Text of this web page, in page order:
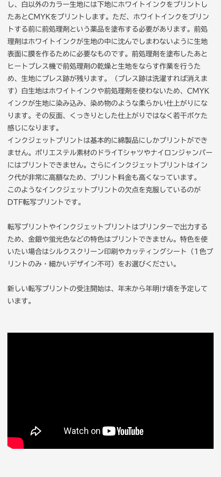
し、白以外のカラー生地には下地にホワイトインクをプリントし
たあとCMYKをプリントします。ただ、ホワイトインクをプリン
トする前に前処理剤という薬品を塗布する必要があります。前処
理剤はホワイトインクが生地の中に沈んでしまわないように生地
表面に膜を作るために必要なものです。前処理剤を塗布したあと
ヒートプレス機で前処理剤の乾燥と生地をならす作業を行うた
め、生地にプレス跡が残ります。（プレス跡は洗濯すれば消えま
す）白生地はホワイトインクや前処理剤を使わないため、CMYK
インクが生地に染み込み、染め物のような柔らかい仕上がりにな
ります。その反面、くっきりとした仕上がりではなく若干ボケた
感じになります。
インクジェットプリントは基本的に綿製品にしかプリントができ
ません。ポリエステル素材のドライTシャツやナイロンジャンパー
にはプリントできません。さらにインクジェットプリントはイン
ク代が非常に高額なため、プリント料金も高くなっています。
このようなインクジェットプリントの欠点を克服しているのが
DTF転写プリントです。
転写プリントやインクジェットプリントはプリンターで出力する
ため、金銀や蛍光色などの特色はプリントできません。特色を使
いたい場合はシルクスクリーン印刷やカッティングシート（1色プ
リントのみ・細かいデザイン不可）をお選びください。
新しい転写プリントの受注開始は、年末から年明け頃を予定して
います。